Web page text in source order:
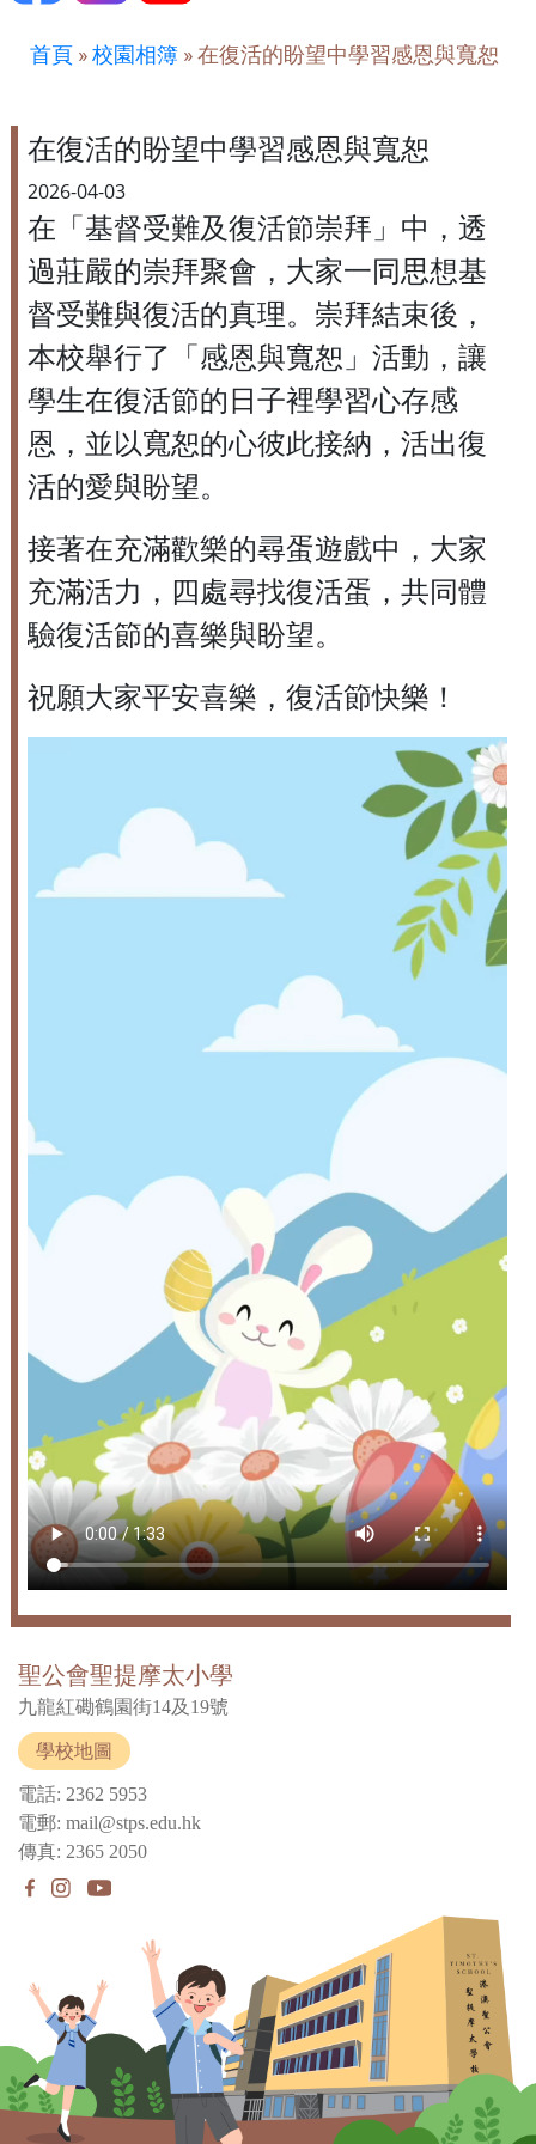
首頁 »校園相簿 »在復活的盼望中學習感恩與寬恕
在復活的盼望中學習感恩與寬恕
2026-04-03
在「基督受難及復活節崇拜」中，透
過莊嚴的崇拜聚會，大家一同思想基
督受難與復活的真理。崇拜結束後，
本校舉行了「感恩與寬恕」活動，讓
學生在復活節的日子裡學習心存感
恩，並以寬恕的心彼此接納，活出復
活的愛與盼望。
接著在充滿歡樂的尋蛋遊戲中，大家
充滿活力，四處尋找復活蛋，共同體
驗復活節的喜樂與盼望。
祝願大家平安喜樂，復活節快樂！
聖公會聖提摩太小學
九龍紅磡鶴園街14及19號
學校地圖
電話: 2362 5953
電郵: mail@stps.edu.hk
傳真: 2365 2050